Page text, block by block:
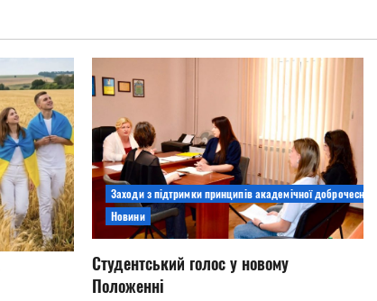
Заходи з підтримки принципів академічної доброчесності
Новини
Студентський голос у новому
Положенні